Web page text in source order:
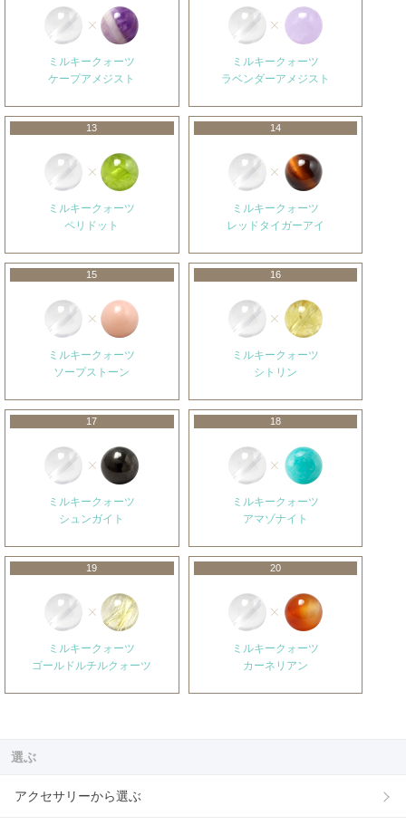
ミルキークォーツ
ケープアメジスト
ミルキークォーツ
ラベンダーアメジスト
13
ミルキークォーツ
ペリドット
14
ミルキークォーツ
レッドタイガーアイ
15
ミルキークォーツ
ソープストーン
16
ミルキークォーツ
シトリン
17
ミルキークォーツ
シュンガイト
18
ミルキークォーツ
アマゾナイト
19
ミルキークォーツ
ゴールドルチルクォーツ
20
ミルキークォーツ
カーネリアン
選ぶ
アクセサリーから選ぶ